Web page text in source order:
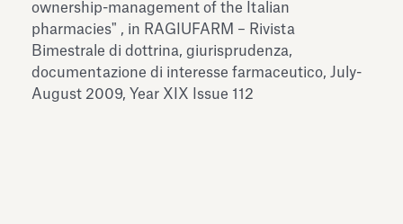
ownership-management of the Italian
pharmacies" , in RAGIUFARM – Rivista
Bimestrale di dottrina, giurisprudenza,
documentazione di interesse farmaceutico, July-
August 2009, Year XIX Issue 112